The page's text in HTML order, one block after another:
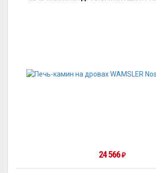
24 566₽